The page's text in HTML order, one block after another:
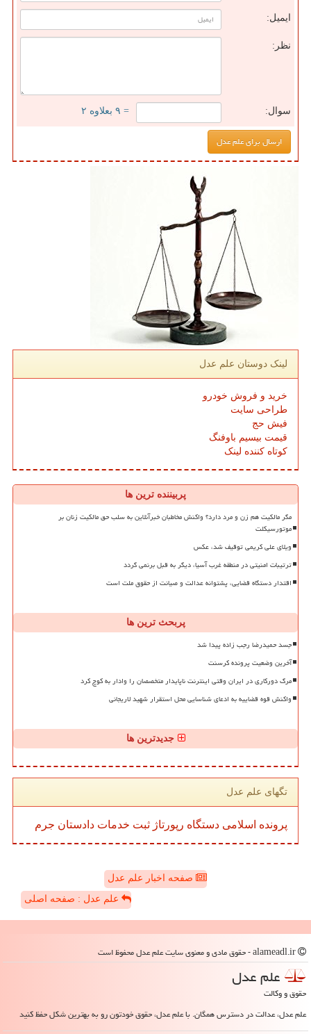
ایمیل:
نظر:
سوال: = ۹ بعلاوه ۲
لینک دوستان علم عدل
خرید و فروش خودرو
طراحی سایت
فیش حج
قیمت بیسیم باوفنگ
کوتاه کننده لینک
پربیننده ترین ها
مگر مالکیت هم زن و مرد دارد؟ واکنش مخاطبان خبرآنلاین به سلب حق مالکیت زنان بر
موتورسیکلت
ویلای علی کریمی توقیف شد، عکس
ترتیبات امنیتی در منطقه غرب آسیا، دیگر به قبل برنمی گردد
اقتدار دستگاه قضایی، پشتوانه عدالت و صیانت از حقوق ملت است
پربحث ترین ها
جسد حمیدرضا رجب زاده پیدا شد
آخرین وضعیت پرونده کرسنت
مرگ دورکاری در ایران وقتی اینترنت ناپایدار متخصصان را وادار به کوچ کرد
واکنش قوه قضاییه به ادعای شناسایی محل استقرار شهید لاریجانی
جدیدترین ها
تگهای علم عدل
پرونده اسلامی دستگاه رپورتاژ ثبت خدمات دادستان جرم
صفحه اخبار علم عدل
علم عدل : صفحه اصلی
علم عدل
حقوق و وکالت
علم عدل، عدالت در دسترس همگان. با علم عدل، حقوق خودتون رو به بهترین شکل حفظ کنید